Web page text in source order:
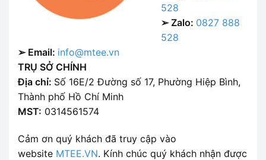
528
➢ Zalo: 0827 888
528
➢ Email: info@mtee.vn
TRỤ SỞ CHÍNH
Địa chỉ: Số 16E/2 Đường số 17, Phường Hiệp Bình,
Thành phố Hồ Chí Minh
MST: 0314561574
Cảm ơn quý khách đã truy cập vào
website MTEE.VN. Kính chúc quý khách nhận được